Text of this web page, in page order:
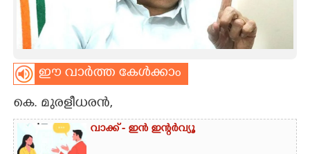
ART
CARTOONS
LITERATURE
ഈ വാർത്ത കേൾക്കാം
കെ. മുരളീധരൻ,​
വാക്ക് - ഇൻ ഇന്റർവ്യൂ